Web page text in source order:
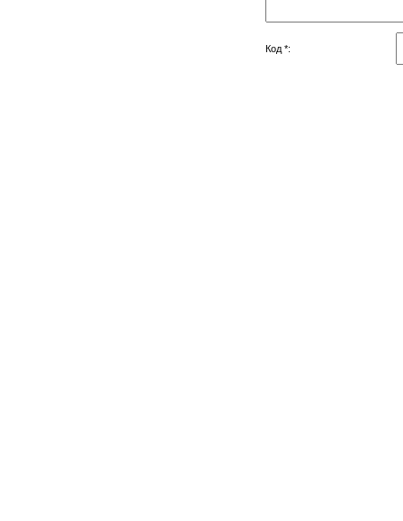
Код *: